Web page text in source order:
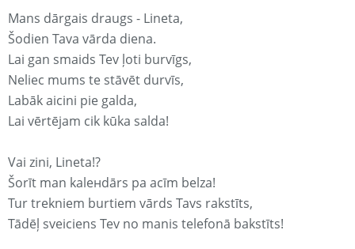
Mans dārgais draugs - Lineta,
Šodien Tava vārda diena.
Lai gan smaids Tev ļoti burvīgs,
Neliec mums te stāvēt durvīs,
Labāk aicini pie galda,
Lai vērtējam cik kūka salda!
Vai zini, Lineta!?
Šorīt man kaleнdārs pa acīm belza!
Tur trekniem burtiem vārds Tavs rakstīts,
Tādēļ sveiciens Tev no manis telefonā bakstīts!